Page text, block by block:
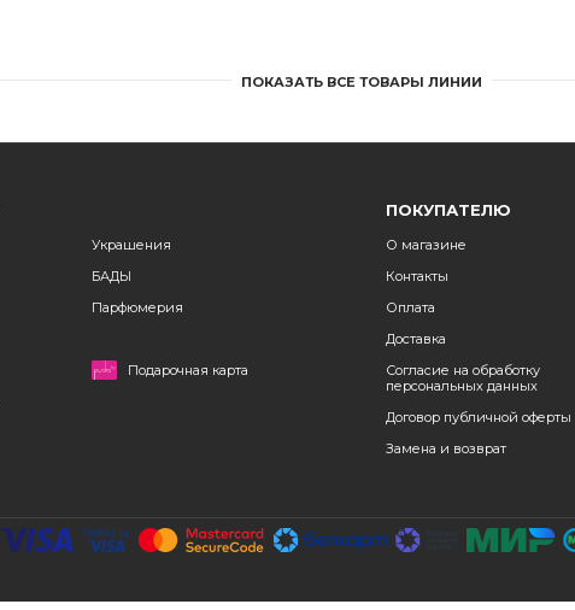
ПОКАЗАТЬ ВСЕ ТОВАРЫ ЛИНИИ
Украшения
БАДЫ
Парфюмерия
Подарочная карта
ПОКУПАТЕЛЮ
О магазине
Контакты
Оплата
Доставка
Согласие на обработку
персональных данных
Договор публичной оферты
Замена и возврат